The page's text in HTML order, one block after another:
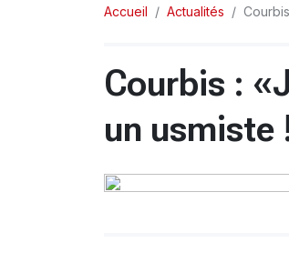
Accueil Actualités
Courbis :
un usmiste